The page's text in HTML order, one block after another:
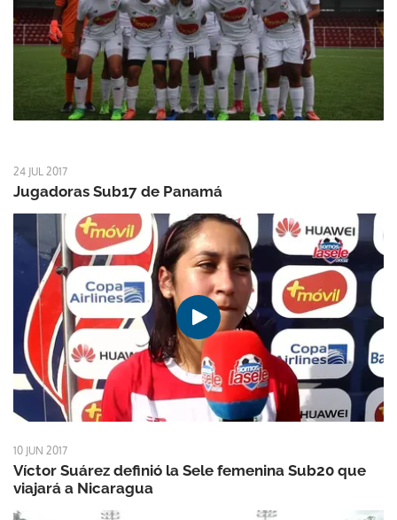
24 JUL 2017
Jugadoras Sub17 de Panamá
10 JUN 2017
Víctor Suárez definió la Sele femenina Sub20 que
viajará a Nicaragua